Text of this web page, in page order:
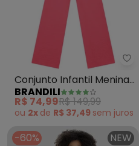
e Nina - Conjunto Jaqueta
Conjunto Infantil Menina
de Cereja (Natural)
BRANDILI
R$ 74,99R$ 149,99
ou 2x de R$ 37,49 sem juros
-60% NEW